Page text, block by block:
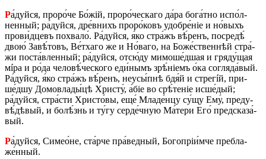
Ра́дуй­ся, про­ро́­че Бо́жій, про­ро́­че­ска­го да́ра бо­га́т­но ис­по́л­
нен­ный; ра́дуй­ся, дре́в­нихъ про­ро́­ковъ удо­бре́ніе и но́­выхъ
про­ви́д­цевъ по­хва­ло́. Ра́дуй­ся, я́ко стра́жъ вѣ́­ренъ, по­сре­дѣ́
двою́ За­вѣ́­товъ, Ве́­тха­го же и Но́­ва­го, на Бо­же́­ствен­нѣй стра́­
жи по­ста́в­лен­ный; ра́дуй­ся, от­сю́­ду ми­мо­ше́д­шая и гряду́щая
мíра и ро́да че­ло­вѣ́­че­ско­го еди́­нымъ зрѣ́­ніемъ о́ка согляда́­вый.
Ра́дуй­ся, я́ко стра́жъ вѣ́­ренъ, не­у­сы́п­нѣ бдя́й и стрегíй, при­
ше́д­шу До­мо­вла­ды́­цѣ Хри­сту́, а́біе во срѣ́­те­ніе ис­ше́­дый;
ра́дуй­ся, стра́­сти Хри­сто́­вы, еще́ Мла­де́н­цу су́щу Ему́, преду­
вѣ́­дѣ­вый, и бо­лѣ́знь и ту́гу сер­де́ч­ную Ма́­те­ри Его́ пред­ска­за́­
вый.
Ра́дуй­ся, Си­ме­о́­не, ста́р­че пра́­вед­ный, Бо­го­пріи́м­че пре­бла­
же́н­ный.